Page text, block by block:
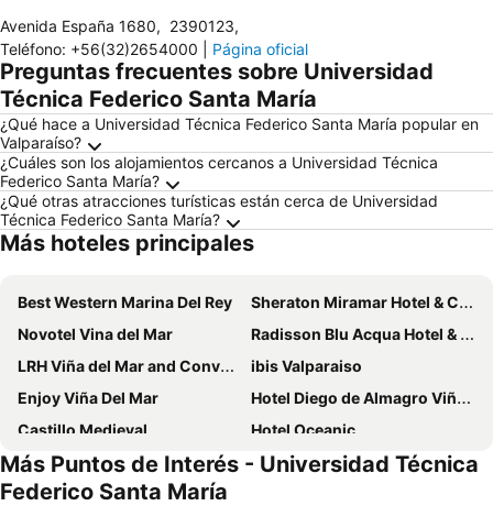
Avenida España 1680, 2390123,
Teléfono: +56(32)2654000 Página oficial
Preguntas frecuentes sobre Universidad
Técnica Federico Santa María
¿Qué hace a Universidad Técnica Federico Santa María popular en
Valparaíso?
¿Cuáles son los alojamientos cercanos a Universidad Técnica
Federico Santa María?
¿Qué otras atracciones turísticas están cerca de Universidad
Técnica Federico Santa María?
Más hoteles principales
Best Western Marina Del Rey
Sheraton Miramar Hotel & Convention Center
Novotel Vina del Mar
Radisson Blu Acqua Hotel & Spa Concon
LRH Viña del Mar and Convention Center
ibis Valparaiso
Enjoy Viña Del Mar
Hotel Diego de Almagro Viña del Mar
Castillo Medieval
Hotel Oceanic
Hotel Bosque de Reñaca
Hotel Terrazas Del Mar
Hotel Balia Casino
Más Puntos de Interés - Universidad Técnica
Federico Santa María